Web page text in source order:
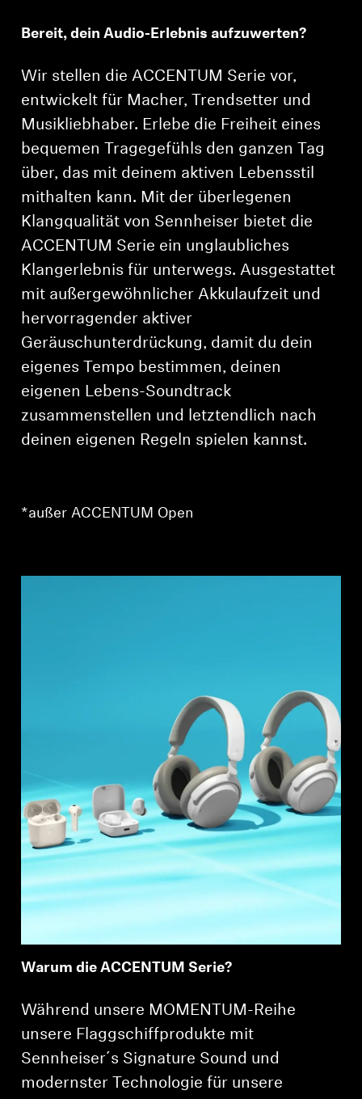
Kopfhörer-Ersatzteile & Zubehör
Hearing
TV-Kopfhörer
Ressourcen zum Thema Hören
Original-Hörteile & Zubehör
AMBEO Soundbars und Subs
AMBEO entdecken
Entdecken
Bereit, dein Audio-Erlebnis aufzuwerten?
Wir stellen die ACCENTUM Serie vor,
entwickelt für Macher, Trendsetter und
Musikliebhaber. Erlebe die Freiheit eines
bequemen Tragegefühls den ganzen Tag
über, das mit deinem aktiven Lebensstil
mithalten kann. Mit der überlegenen
Klangqualität von Sennheiser bietet die
ACCENTUM Serie ein unglaubliches
Klangerlebnis für unterwegs. Ausgestattet
mit außergewöhnlicher Akkulaufzeit und
hervorragender aktiver
Geräuschunterdrückung, damit du dein
eigenes Tempo bestimmen, deinen
eigenen Lebens-Soundtrack
zusammenstellen und letztendlich nach
deinen eigenen Regeln spielen kannst.
*außer ACCENTUM Open
Warum die ACCENTUM Serie?
Während unsere MOMENTUM-Reihe
unsere Flaggschiffprodukte mit
Sennheiser´s Signature Sound und
modernster Technologie für unsere